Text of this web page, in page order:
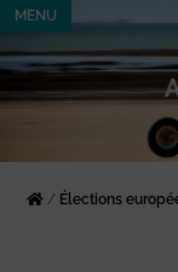
MENU
/ Élections